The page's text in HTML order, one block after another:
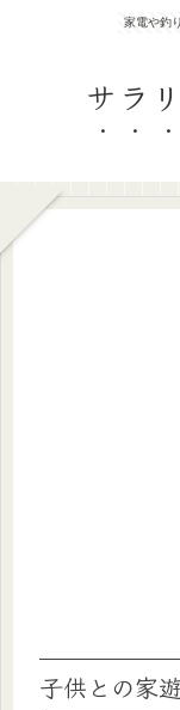
家電や釣
サラ
子供との家